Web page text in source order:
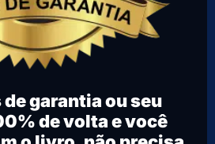
de garantia ou seu
de volta e você